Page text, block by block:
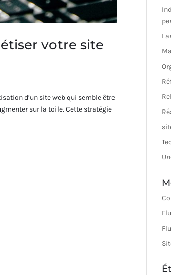
votre site
d’un site web qui semble être
sur la toile. Cette stratégie